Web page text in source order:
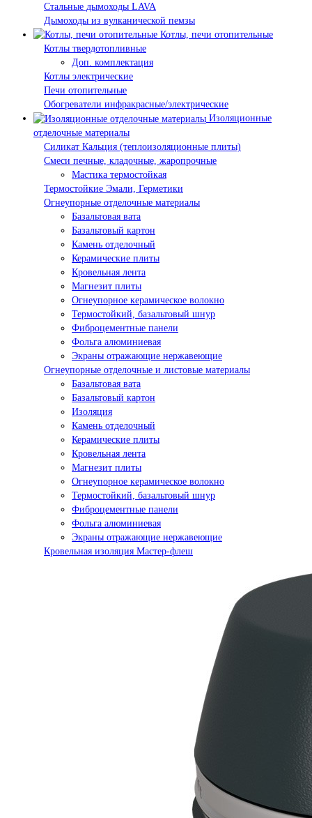
Стальные дымоходы LAVA
Дымоходы из вулканической пемзы
Котлы, печи отопительные
Котлы твердотопливные
Доп. комплектация
Котлы электрические
Печи отопительные
Обогреватели инфракрасные/электрические
Изоляционные
отделочные материалы
Силикат Кальция (теплоизоляционные плиты)
Смеси печные, кладочные, жаропрочные
Мастика термостойкая
Термостойкие Эмали, Герметики
Огнеупорные отделочные материалы
Базальтовая вата
Базальтовый картон
Камень отделочный
Керамические плиты
Кровельная лента
Магнезит плиты
Огнеупорное керамическое волокно
Термостойкий, базальтовый шнур
Фиброцементные панели
Фольга алюминиевая
Экраны отражающие нержавеющие
Огнеупорные отделочные и листовые материалы
Базальтовая вата
Базальтовый картон
Изоляция
Камень отделочный
Керамические плиты
Кровельная лента
Магнезит плиты
Огнеупорное керамическое волокно
Термостойкий, базальтовый шнур
Фиброцементные панели
Фольга алюминиевая
Экраны отражающие нержавеющие
Кровельная изоляция Мастер-флеш